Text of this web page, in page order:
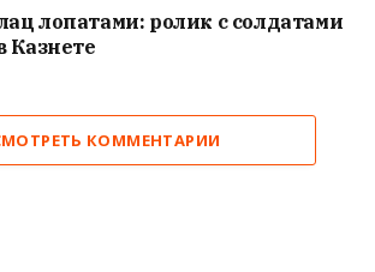
лопатами: ролик с солдатами
Казнете
КОММЕНТАРИИ